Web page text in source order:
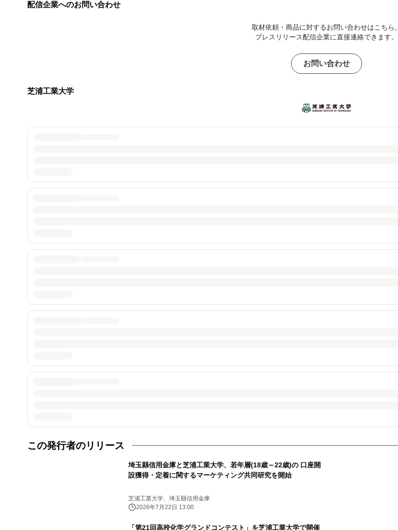
配信企業へのお問い合わせ
取材依頼・商品に対するお問い合わせはこちら。
プレスリリース配信企業に直接連絡できます。
お問い合わせ
芝浦工業大学
この発行者のリリース
埼玉縣信用金庫と芝浦工業大学、若年層(18歳～22歳)の 口座開
設獲得・定着に関するマーケティング共同研究を開始
芝浦工業大学、埼玉縣信用金庫
2026年7月22日 13:00
「第21回高校化学グランドコンテスト」を芝浦工業大学で開催